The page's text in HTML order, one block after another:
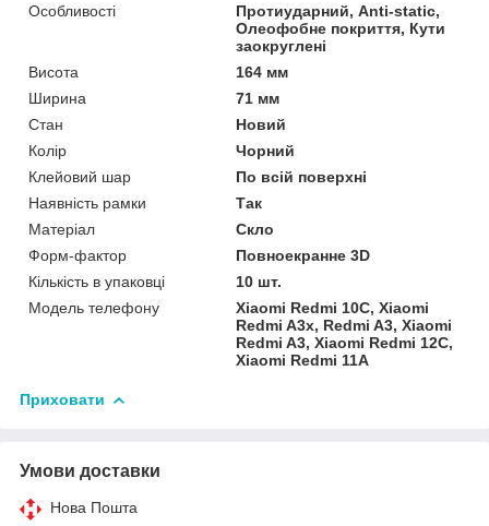
Особливості
Протиударний, Anti-static,
Олеофобне покриття, Кути
заокруглені
Висота
164 мм
Ширина
71 мм
Стан
Новий
Колір
Чорний
Клейовий шар
По всій поверхні
Наявність рамки
Так
Матеріал
Скло
Форм-фактор
Повноекранне 3D
Кількість в упаковці
10 шт.
Модель телефону
Xiaomi Redmi 10C, Xiaomi
Redmi A3x, Redmi A3, Xiaomi
Redmi A3, Xiaomi Redmi 12C,
Xiaomi Redmi 11A
Приховати
Умови доставки
Нова Пошта